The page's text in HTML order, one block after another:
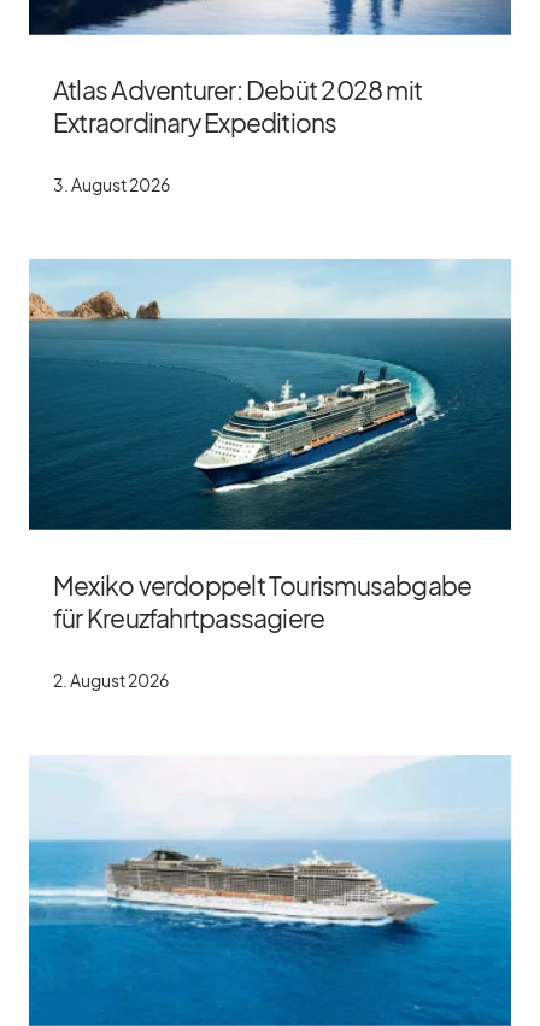
Atlas Adventurer: Debüt 2028 mit
Extraordinary Expeditions
3. Au­gust 2026
Mexiko verdoppelt Tourismusabgabe
für Kreuzfahrtpassagiere
2. Au­gust 2026